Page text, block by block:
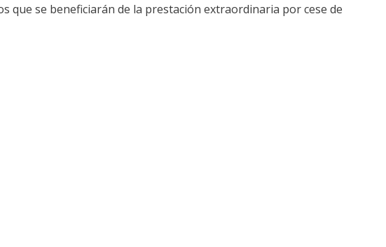
que se beneficiarán de la prestación extraordinaria por cese de